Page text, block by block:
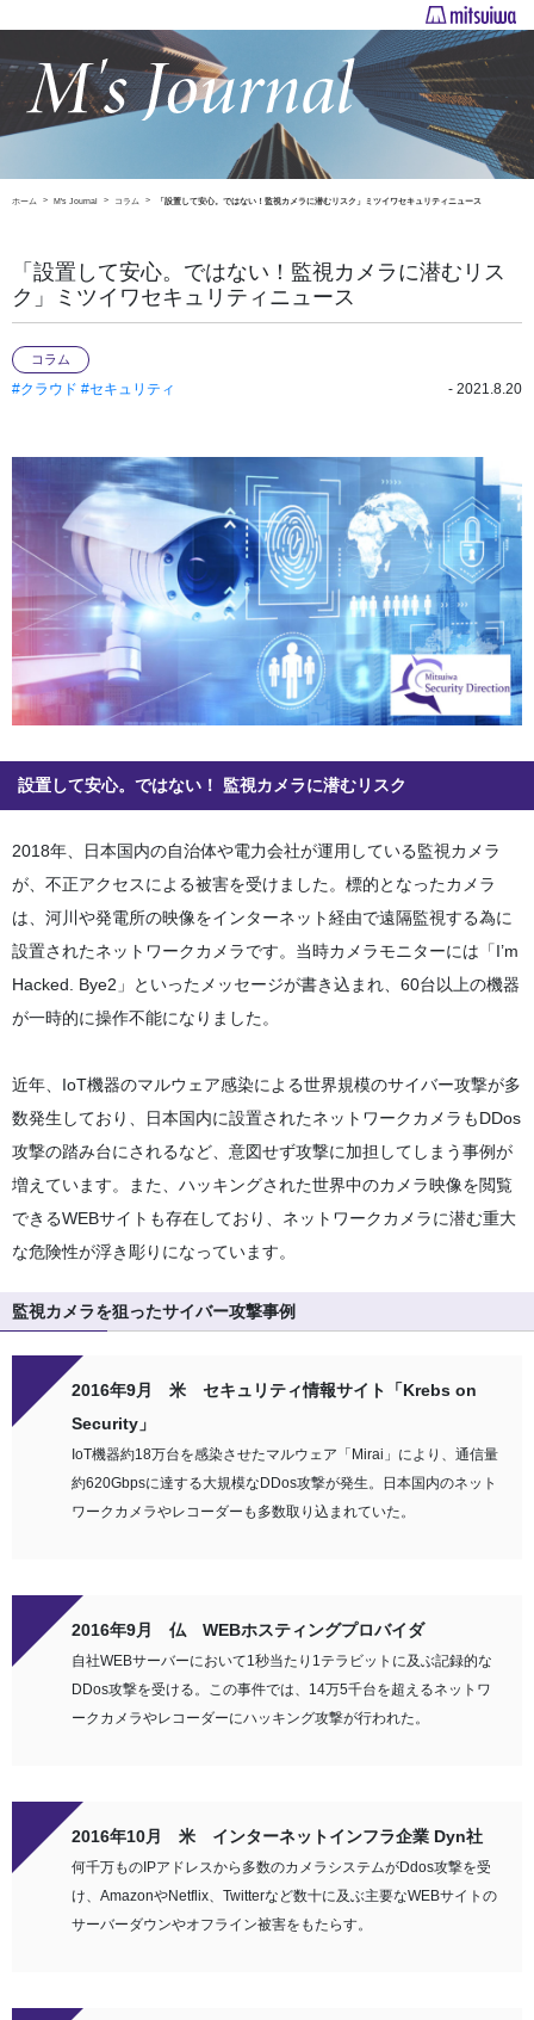
ホーム M's Journal コラム 「設置して安心。ではない！監視カメラに潜むリスク」ミツイワセキュリティニュース
「設置して安心。ではない！監視カメラに潜むリス
ク」ミツイワセキュリティニュース
コラム
#クラウド #セキュリティ - 2021.8.20
設置して安心。ではない！ 監視カメラに潜むリスク
2018年、日本国内の自治体や電力会社が運用している監視カメラ
が、不正アクセスによる被害を受けました。標的となったカメラ
は、河川や発電所の映像をインターネット経由で遠隔監視する為に
設置されたネットワークカメラです。当時カメラモニターには「I’m
Hacked. Bye2」といったメッセージが書き込まれ、60台以上の機器
が一時的に操作不能になりました。
近年、IoT機器のマルウェア感染による世界規模のサイバー攻撃が多
数発生しており、日本国内に設置されたネットワークカメラもDDos
攻撃の踏み台にされるなど、意図せず攻撃に加担してしまう事例が
増えています。また、ハッキングされた世界中のカメラ映像を閲覧
できるWEBサイトも存在しており、ネットワークカメラに潜む重大
な危険性が浮き彫りになっています。
監視カメラを狙ったサイバー攻撃事例
2016年9月 米 セキュリティ情報サイト「Krebs on
Security」
IoT機器約18万台を感染させたマルウェア「Mirai」により、通信量
約620Gbpsに達する大規模なDDos攻撃が発生。日本国内のネット
ワークカメラやレコーダーも多数取り込まれていた。
2016年9月 仏 WEBホスティングプロバイダ
自社WEBサーバーにおいて1秒当たり1テラビットに及ぶ記録的な
DDos攻撃を受ける。この事件では、14万5千台を超えるネットワ
ークカメラやレコーダーにハッキング攻撃が行われた。
2016年10月 米 インターネットインフラ企業 Dyn社
何千万ものIPアドレスから多数のカメラシステムがDdos攻撃を受
け、AmazonやNetflix、Twitterなど数十に及ぶ主要なWEBサイトの
サーバーダウンやオフライン被害をもたらす。